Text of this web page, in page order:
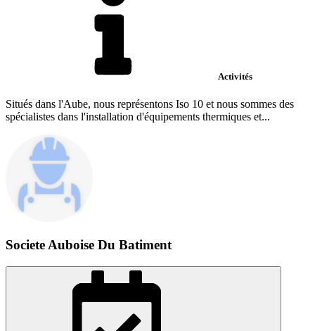
Activités
Situés dans l'Aube, nous représentons Iso 10 et nous sommes des
spécialistes dans l'installation d'équipements thermiques et...
Societe Auboise Du Batiment